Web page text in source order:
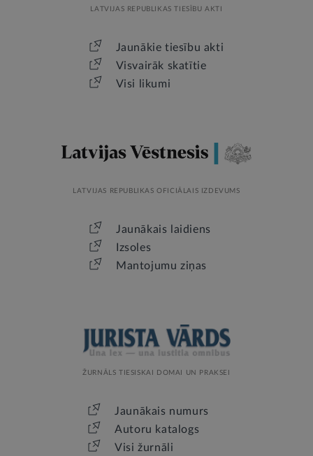
LATVIJAS REPUBLIKAS TIESĪBU AKTI
Jaunākie tiesību akti
Visvairāk skatītie
Visi likumi
LATVIJAS REPUBLIKAS OFICIĀLAIS IZDEVUMS
Jaunākais laidiens
Izsoles
Mantojumu ziņas
ŽURNĀLS TIESISKAI DOMAI UN PRAKSEI
Jaunākais numurs
Autoru katalogs
Visi žurnāli